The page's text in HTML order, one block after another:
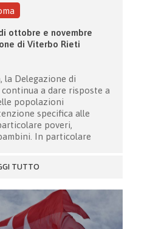
ottobre e novembre
di Viterbo Rieti
la Delegazione di
a dare risposte a
popolazioni
specifica alle
poveri,
In particolare
TUTTO